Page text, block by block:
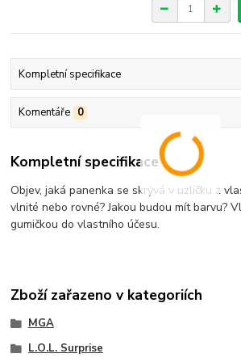
Kompletní specifikace
Komentáře 0
Kompletní specifikace
Objev, jaká panenka se skrývá v uzlíčku z
vlnité nebo rovné? Jakou budou mít barvu?
gumičkou do vlastního účesu.
Zboží zařazeno v kategoriích
MGA
L.O.L. Surprise